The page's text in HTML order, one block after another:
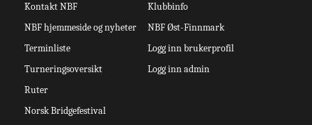
Kontakt NBF
NBF hjemmeside og nyheter
Terminliste
Turneringsoversikt
Ruter
Norsk Bridgefestival
Klubbinfo
NBF Øst-Finnmark
Logg inn brukerprofil
Logg inn admin